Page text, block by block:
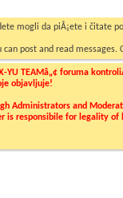
mogli da piÅ¡ete i čitate
can post and read
TEAMâ„¢ foruma
objavljuje!
and
is responsibile for legality of